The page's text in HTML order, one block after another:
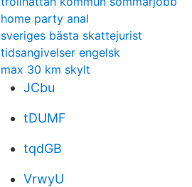
home party anal
sveriges bästa skattejurist
tidsangivelser engelsk
max 30 km skylt
JCbu
tDUMF
tqdGB
VrwyU